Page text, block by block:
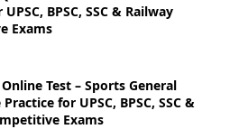
BPSC, SSC & Railway
Exams
Test – Sports General
for UPSC, BPSC, SSC &
Exams